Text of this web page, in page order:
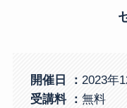
開催日 ：2023年
受講料
：無料